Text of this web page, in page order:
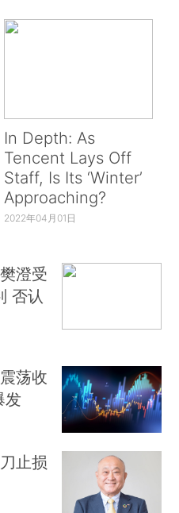
In Depth: As
Tencent Lays Off
Staff, Is Its ‘Winter’
Approaching?
2022年04月01日
澄受
否认
荡收
发
止损